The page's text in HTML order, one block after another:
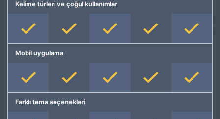
Kelime türleri ve çoğul kullanımlar
Mobil uygulama
Farklı tema seçenekleri